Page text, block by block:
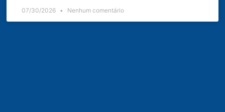
07/30/2026 Nenhum comentário